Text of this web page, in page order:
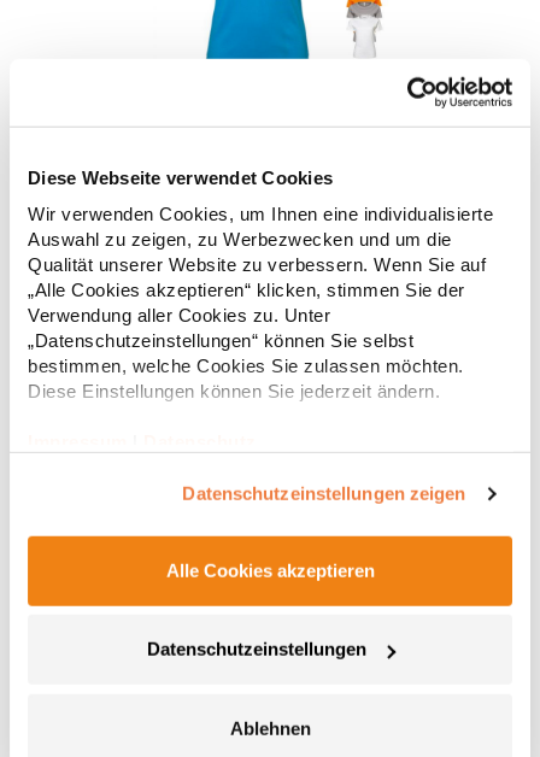
Diese Webseite verwendet Cookies
Wir verwenden Cookies, um Ihnen eine individualisierte
Auswahl zu zeigen, zu Werbezwecken und um die
Qualität unserer Website zu verbessern. Wenn Sie auf
„Alle Cookies akzeptieren“ klicken, stimmen Sie der
Verwendung aller Cookies zu. Unter
„Datenschutzeinstellungen“ können Sie selbst
bestimmen, welche Cookies Sie zulassen möchten.
Diese Einstellungen können Sie jederzeit ändern.
Datenschutzeinstellungen zeigen
Alle Cookies akzeptieren
Datenschutzeinstellungen
Ablehnen
TJ580N Tee Jays Damen T-Shirt aus Interlock-Material
Gekämmte, ringgesponnene Baumwolle / Interlock
Einlaufvorbehandelt Doppelnähte Modisch geschnitten
Schmaler, modischer Kragen Enzym- und
silikongewaschenGrammatur: 220
g/m²Materialzusammensetzung: 100% BaumwolleAngaben zur
Produktsicherheit: Herst.-Nr.: 580Hersteller: Tee Jays A/S Lansen
16 9230 Svenstrup J Dänemark E-Mail: info@teejays.dk
ab14,33 € *
* Preise inkl. gesetzlicher Mwst. + Versandkosten *
RY0408 Roly BAHRAIN Damen Sport T-Shirt kurzarm